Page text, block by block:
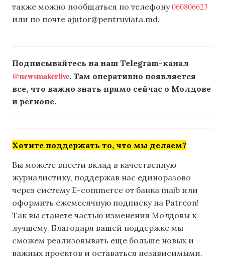
также можно пообщаться по телефону060806623
или по почте ajutor@pentruviata.md.
Подписывайтесь на наш Telegram-канал
@newsmakerlive. Там оперативно появляется
все, что важно знать прямо сейчас о Молдове
и регионе.
Хотите поддержать то, что мы делаем?
Вы можете внести вклад в качественную
журналистику, поддержав нас единоразово
через систему E-commerce от банка maib или
оформить ежемесячную подписку на Patreon!
Так вы станете частью изменения Молдовы к
лучшему. Благодаря вашей поддержке мы
сможем реализовывать еще больше новых и
важных проектов и оставаться независимыми.